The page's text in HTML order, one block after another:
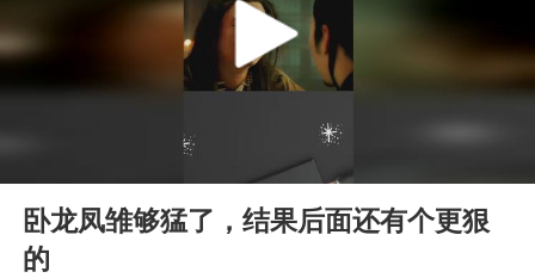
外国游客的“中国游三件套”火了
上海大部迎大暴雨
以军士兵把枪口对准中国记者
2026年7月份居民消费价格同比上涨0.5%
Play
卧龙凤雏够猛了，结果后面还有个更狠
的